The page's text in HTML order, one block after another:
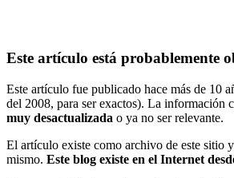
Este artículo está probablemente
Este artículo fue publicado hace más de 10
del 2008, para ser exactos). La información
muy desactualizada o ya no ser relevante.
El artículo existe como archivo de este sitio
mismo. Este blog existe en el Internet